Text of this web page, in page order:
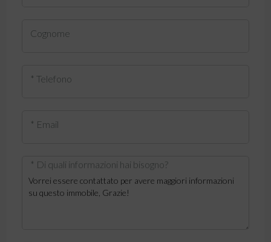
Cognome
* Telefono
* Email
* Di quali informazioni hai bisogno?